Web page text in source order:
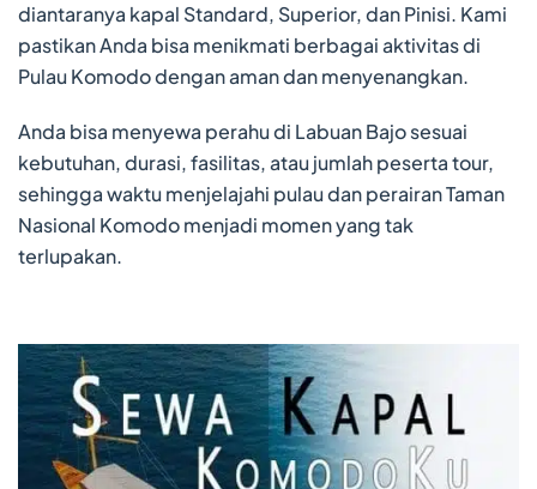
diantaranya kapal Standard, Superior, dan Pinisi. Kami
pastikan Anda bisa menikmati berbagai aktivitas di
Pulau Komodo dengan aman dan menyenangkan.
Anda bisa menyewa perahu di Labuan Bajo sesuai
kebutuhan, durasi, fasilitas, atau jumlah peserta tour,
sehingga waktu menjelajahi pulau dan perairan Taman
Nasional Komodo menjadi momen yang tak
terlupakan.